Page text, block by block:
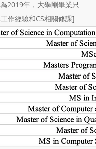
2019年，大學剛畢業只
作經驗和CS相關修課]